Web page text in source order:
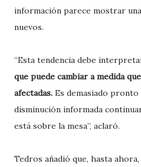
información parece mostrar
nuevos.
“Esta tendencia debe
que puede cambiar a medida
afectadas. Es demasiado
disminución informada
está sobre la mesa”, aclaró.
Tedros añadió que, hasta